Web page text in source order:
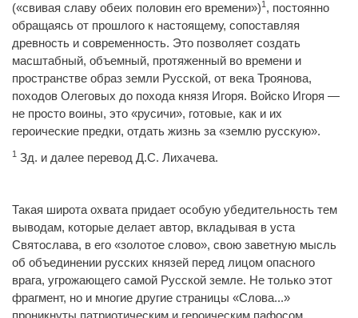
(«свивая славу обеих половин его времени»)1 , постоянно
обращаясь от прошлого к настоящему, сопоставляя
древность и современность. Это позволяет создать
масштабный, объемный, протяженный во времени и
пространстве образ земли Русской, от века Троянова,
походов Олеговых до похода князя Игоря. Войско Игоря —
не просто воины, это «русичи», готовые, как и их
героические предки, отдать жизнь за «землю русскую».
1 Зд. и далее перевод Д.С. Лихачева.
Такая широта охвата придает особую убедительность тем
выводам, которые делает автор, вкладывая в уста
Святослава, в его «золотое слово», свою заветную мысль
об объединении русских князей перед лицом опасного
врага, угрожающего самой Русской земле. Не только этот
фрагмент, но и многие другие страницы «Слова...»
проникнуты патриотическим и героическим пафосом,